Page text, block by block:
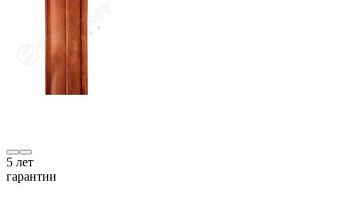
5 лет
гарантии